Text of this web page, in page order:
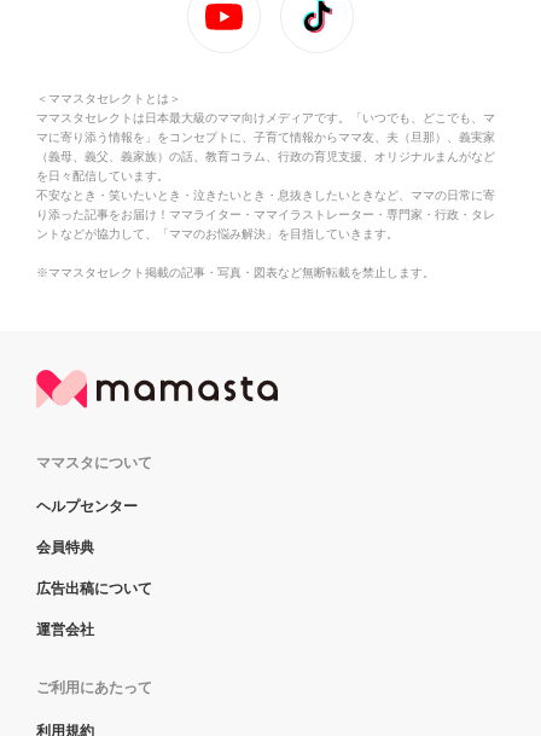
＜ママスタセレクトとは＞
ママスタセレクトは日本最大級のママ向けメディアです。「いつでも、どこでも、マ
マに寄り添う情報を」をコンセプトに、子育て情報からママ友、夫（旦那）、義実家
（義母、義父、義家族）の話、教育コラム、行政の育児支援、オリジナルまんがなど
を日々配信しています。
不安なとき・笑いたいとき・泣きたいとき・息抜きしたいときなど、ママの日常に寄
り添った記事をお届け！ママライター・ママイラストレーター・専門家・行政・タレ
ントなどが協力して、「ママのお悩み解決」を目指していきます。
※ママスタセレクト掲載の記事・写真・図表など無断転載を禁止します。
ママスタについて
ヘルプセンター
会員特典
広告出稿について
運営会社
ご利用にあたって
利用規約